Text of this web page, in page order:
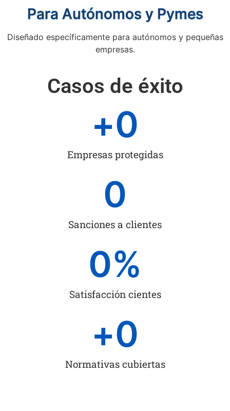
Para Autónomos y Pymes
Diseñado específicamente para autónomos y pequeñas
empresas.
Casos de éxito
Empresas protegidas
+0
Sanciones a clientes
0
Satisfacción cientes
0%
Normativas cubiertas
+0